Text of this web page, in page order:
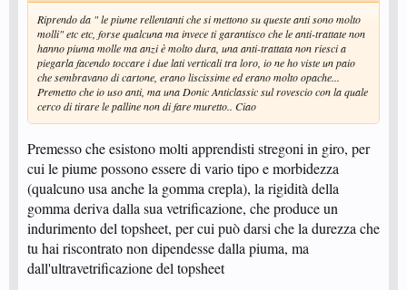
Riprendo da " le piume rellentanti che si mettono su queste anti sono molto
molli" etc etc, forse qualcuna ma invece ti garantisco che le anti-trattate non
hanno piuma molle ma anzi è molto dura, una anti-trattata non riesci a
piegarla facendo toccare i due lati verticali tra loro, io ne ho viste un paio
che sembravano di cartone, erano liscissime ed erano molto opache...
Premetto che io uso anti, ma una Donic Anticlassic sul rovescio con la quale
cerco di tirare le palline non di fare muretto.. Ciao
Premesso che esistono molti apprendisti stregoni in giro, per
cui le piume possono essere di vario tipo e morbidezza
(qualcuno usa anche la gomma crepla), la rigidità della
gomma deriva dalla sua vetrificazione, che produce un
indurimento del topsheet, per cui può darsi che la durezza che
tu hai riscontrato non dipendesse dalla piuma, ma
dall'ultravetrificazione del topsheet